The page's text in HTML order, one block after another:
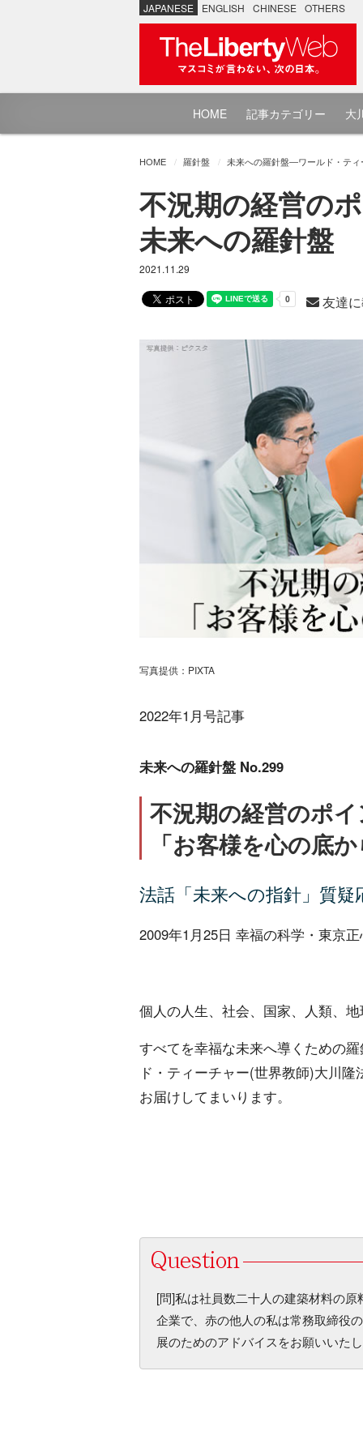
JAPANESE ENGLISH CHINESE OTHERS
HOME 記事カテゴリー 大
HOME 羅針盤 未来への羅針盤―ワールド・テ
不況期の経営の
未来への羅針盤
2021.11.29
友達
写真提供：PIXTA
2022年1月号記事
未来への羅針盤 No.299
不況期の経営のポ
「お客様を心の底
法話「未来への指針」質疑
2009年1月25日 幸福の科学・東京
個人の人生、社会、国家、人類、
すべてを幸福な未来へ導くための
ド・ティーチャー(世界教師)大川
お届けしてまいります。
[問]私は社員数二十人の建築材料の
企業で、赤の他人の私は常務取締役
展のためのアドバイスをお願いいた